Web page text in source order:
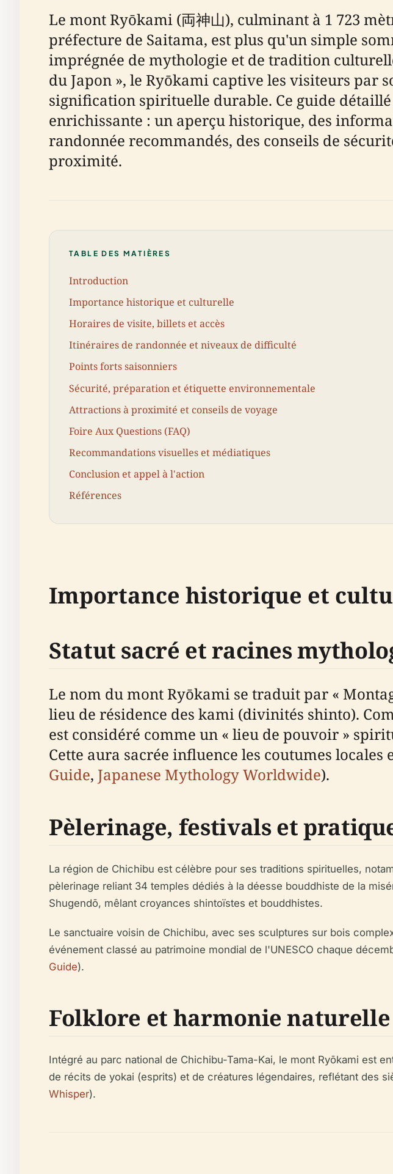
Le mont Ryōkami (両神山), culminant à 1 723
préfecture de Saitama, est plus qu'un simple
imprégnée de mythologie et de tradition
du Japon », le Ryōkami captive les visiteurs par
signification spirituelle durable. Ce guide
enrichissante : un aperçu historique, des
randonnée recommandés, des conseils de
proximité.
TABLE DES MATIÈRES
Introduction
Importance historique et culturelle
Horaires de visite, billets et accès
Itinéraires de randonnée et niveaux de difficulté
Points forts saisonniers
Sécurité, préparation et étiquette environnementale
Attractions à proximité et conseils de voyage
Foire Aux Questions (FAQ)
Recommandations visuelles et médiatiques
Conclusion et appel à l'action
Références
Importance historique et
Statut sacré et racines
Le nom du mont Ryōkami se traduit par «
lieu de résidence des kami (divinités shinto).
est considéré comme un « lieu de pouvoir »
Cette aura sacrée influence les coutumes
Guide, Japanese Mythology Worldwide).
Pèlerinage, festivals et
La région de Chichibu est célèbre pour ses traditions spirituelles,
pèlerinage reliant 34 temples dédiés à la déesse bouddhiste de la
Shugendō, mêlant croyances shintoïstes et bouddhistes.
Le sanctuaire voisin de Chichibu, avec ses sculptures sur bois
événement classé au patrimoine mondial de l'UNESCO chaque
Guide).
Folklore et harmonie naturelle
Intégré au parc national de Chichibu-Tama-Kai, le mont Ryōkami est
de récits de yokai (esprits) et de créatures légendaires, reflétant des
Whisper).